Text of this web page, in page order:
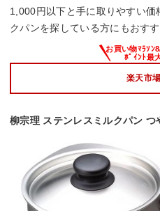
1,000円以下と手に取りやすい
クパンを探している方にもおすす
楽天市
柳宗理 ステンレスミルクパン つ